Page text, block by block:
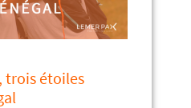
trois étoiles